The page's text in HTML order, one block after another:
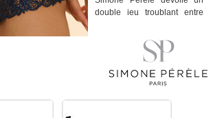
double jeu troublant entre
d'archives, la guipure ciselée
est soulignée par des biais
qui viennent structurer ces
modèles de dessous
féminins haute couture. La